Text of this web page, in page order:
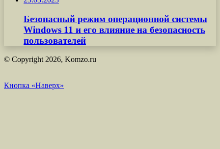
Безопасный режим операционной системы
Windows 11 и его влияние на безопасность
пользователей
© Copyright 2026, Komzo.ru
Кнопка «Наверх»